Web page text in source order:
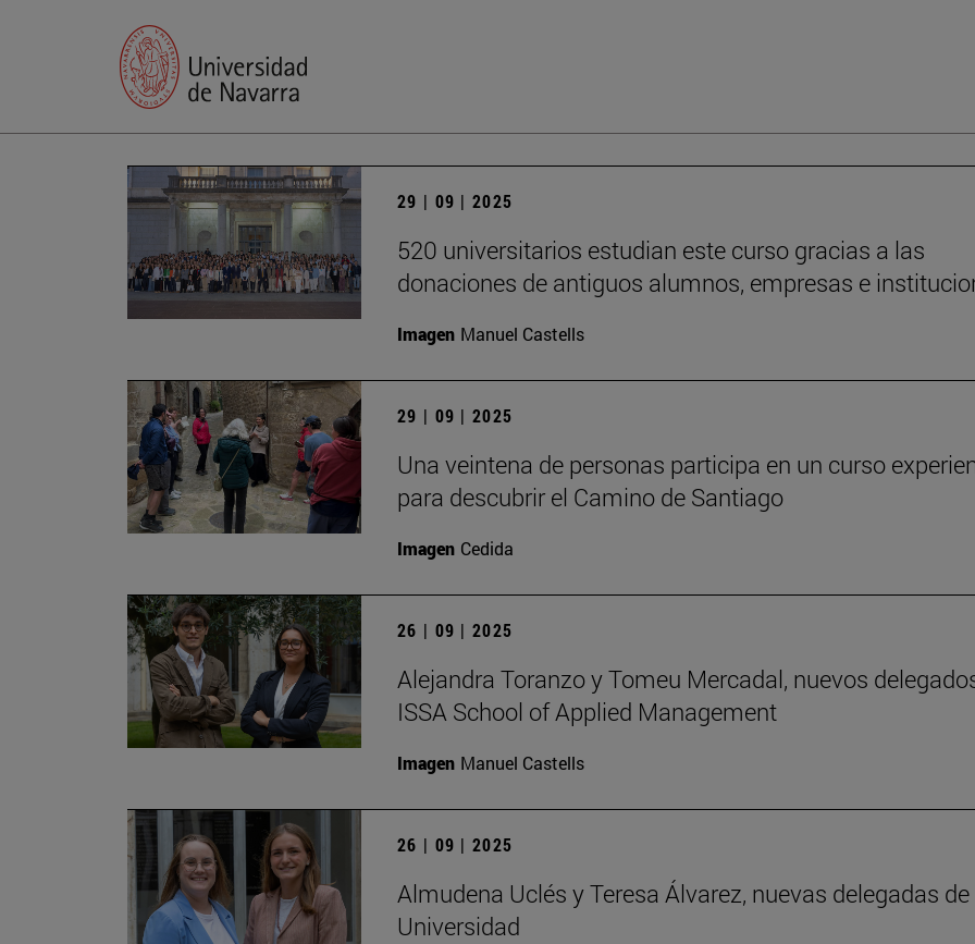
29 | 09 | 2025
520 universitarios estudian este curso gracias a las
donaciones de antiguos alumnos, empresas e
Imagen Manuel Castells
29 | 09 | 2025
Una veintena de personas participa en un curso
para descubrir el Camino de Santiago
Imagen Cedida
26 | 09 | 2025
Alejandra Toranzo y Tomeu Mercadal, nuevos
ISSA School of Applied Management
Imagen Manuel Castells
26 | 09 | 2025
Almudena Uclés y Teresa Álvarez, nuevas delegadas de
Universidad